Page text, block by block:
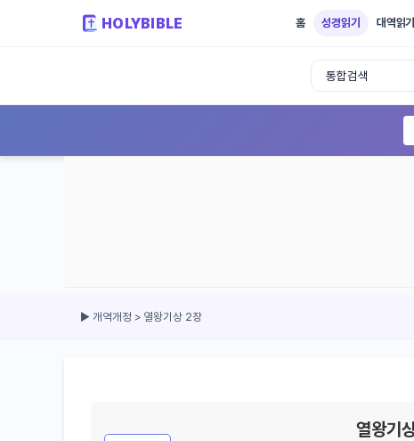
HOLYBIBLE 홈 성경읽기 대역읽기
성경읽기 - 개역개정 개역한글 NIV KJV 17
▶ 개역개정 > 열왕기상 2장
열왕기